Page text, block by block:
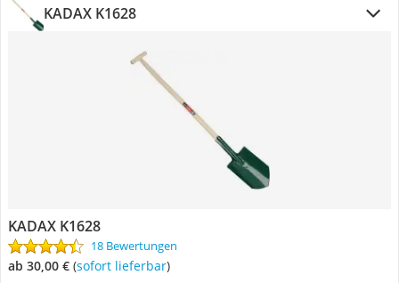
KADAX K1628
KADAX K1628
18 Bewertungen
ab 30,00 € ( Sofort lieferbar)